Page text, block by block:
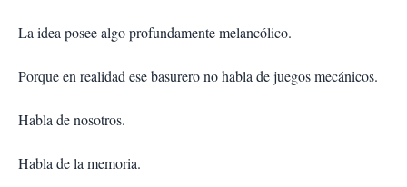
La idea posee algo profundamente melancólico.
Porque en realidad ese basurero no habla de juegos mecánicos.
Habla de nosotros.
Habla de la memoria.